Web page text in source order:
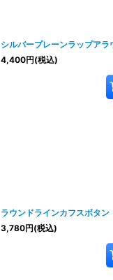
シルバープレーンラップアラ
4,400円(税込)
ラウンドラインカフスボタン
3,780円(税込)